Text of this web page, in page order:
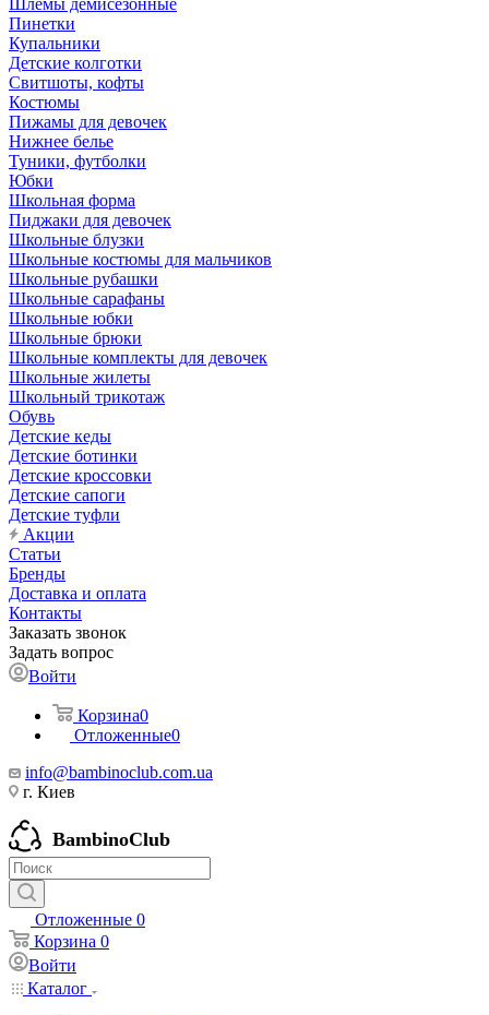
Шлемы демисезонные
Пинетки
Купальники
Детские колготки
Свитшоты, кофты
Костюмы
Пижамы для девочек
Нижнее белье
Туники, футболки
Юбки
Школьная форма
Пиджаки для девочек
Школьные блузки
Школьные костюмы для мальчиков
Школьные рубашки
Школьные сарафаны
Школьные юбки
Школьные брюки
Школьные комплекты для девочек
Школьные жилеты
Школьный трикотаж
Обувь
Детские кеды
Детские ботинки
Детские кроссовки
Детские сапоги
Детские туфли
Акции
Статьи
Бренды
Доставка и оплата
Контакты
Заказать звонок
Задать вопрос
Войти
Корзина0
Отложенные0
info@bambinoclub.com.ua
г. Киев
BambinoClub
Отложенные 0
Корзина 0
Войти
Каталог